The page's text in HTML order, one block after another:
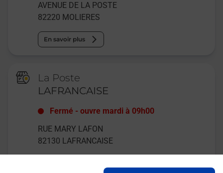
AVENUE DE LA POSTE
82220 MOLIERES
En savoir plus
La Poste
LAFRANCAISE
Fermé -ouvre mardi à 09h00
RUE MARY LAFON
82130 LAFRANCAISE